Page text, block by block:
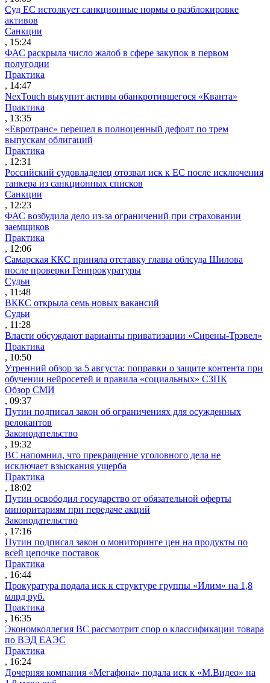
Суд ЕС истолкует санкционные нормы о разблокировке
активов
Санкции
, 15:24
ФАС раскрыла число жалоб в сфере закупок в первом
полугодии
Практика
, 14:47
NexTouch выкупит активы обанкротившегося «Кванта»
Практика
, 13:35
«Евротранс» перешел в полноценный дефолт по трем
выпускам облигаций
Практика
, 12:31
Российский судовладелец отозвал иск к ЕС после исключения
танкера из санкционных списков
Санкции
, 12:23
ФАС возбудила дело из-за ограничений при страховании
заемщиков
Практика
, 12:06
Самарская ККС приняла отставку главы облсуда Шилова
после проверки Генпрокуратуры
Судьи
, 11:48
ВККС открыла семь новых вакансий
Судьи
, 11:28
Власти обсуждают варианты приватизации «Сирены-Трэвел»
Практика
, 10:50
Утренний обзор за 5 августа: поправки о защите контента при
обучении нейросетей и правила «социальных» СЗПК
Обзор СМИ
, 09:37
Путин подписал закон об ограничениях для осужденных
релокантов
Законодательство
, 19:32
ВС напомнил, что прекращение уголовного дела не
исключает взыскания ущерба
Практика
, 18:02
Путин освободил государство от обязательной оферты
миноритариям при передаче акций
Законодательство
, 17:16
Путин подписал закон о мониторинге цен на продукты по
всей цепочке поставок
Практика
, 16:44
Прокуратура подала иск к структуре группы «Илим» на 1,8
млрд руб.
Практика
, 16:35
Экономколлегия ВС рассмотрит спор о классификации товара
по ВЭД ЕАЭС
Практика
, 16:24
Дочерняя компания «Мегафона» подала иск к «М.Видео» на